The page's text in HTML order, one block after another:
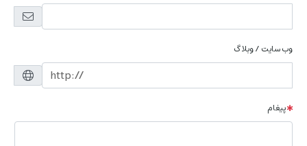
وب سایت / وبلاگ
پیغام